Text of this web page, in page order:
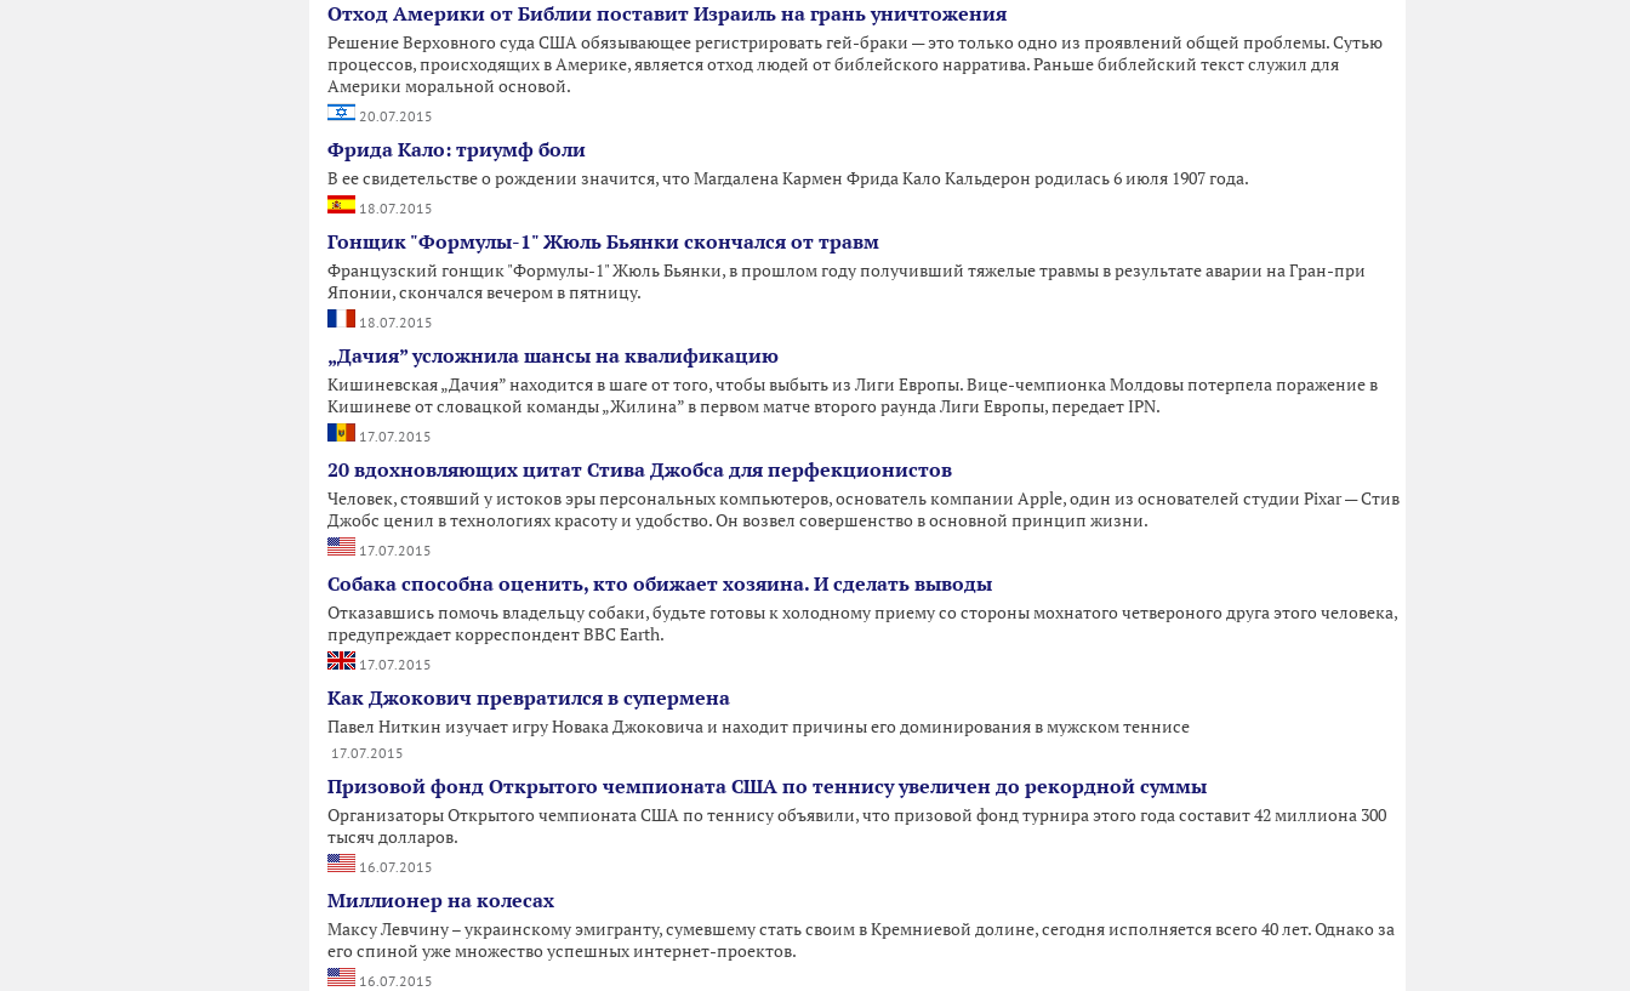
Отход Америки от Библии поставит Израиль на грань уничтожения
Решение Верховного суда США обязывающее регистрировать гей-браки — это только одно из проявлений общей проблемы. Сутью
процессов, происходящих в Америке, является отход людей от библейского нарратива. Раньше библейский текст служил для
Америки моральной основой.
20.07.2015
Фрида Кало: триумф боли
В ее свидетельстве о рождении значится, что Магдалена Кармен Фрида Кало Кальдерон родилась 6 июля 1907 года.
18.07.2015
Гонщик "Формулы-1" Жюль Бьянки скончался от травм
Французский гонщик "Формулы-1" Жюль Бьянки, в прошлом году получивший тяжелые травмы в результате аварии на Гран-при
Японии, скончался вечером в пятницу.
18.07.2015
„Дачия” усложнила шансы на квалификацию
Кишиневская „Дачия” находится в шаге от того, чтобы выбыть из Лиги Европы. Вице-чемпионка Молдовы потерпела поражение в
Кишиневе от словацкой команды „Жилина” в первом матче второго раунда Лиги Европы, передает IPN.
17.07.2015
20 вдохновляющих цитат Стива Джобса для перфекционистов
Человек, стоявший у истоков эры персональных компьютеров, основатель компании Apple, один из основателей студии Pixar — Стив
Джобс ценил в технологиях красоту и удобство. Он возвел совершенство в основной принцип жизни.
17.07.2015
Собака способна оценить, кто обижает хозяина. И сделать выводы
Отказавшись помочь владельцу собаки, будьте готовы к холодному приему со стороны мохнатого четвероного друга этого человека,
предупреждает корреспондент BBC Earth.
17.07.2015
Как Джокович превратился в супермена
Павел Ниткин изучает игру Новака Джоковича и находит причины его доминирования в мужском теннисе
17.07.2015
Призовой фонд Открытого чемпионата США по теннису увеличен до рекордной суммы
Организаторы Открытого чемпионата США по теннису объявили, что призовой фонд турнира этого года составит 42 миллиона 300
тысяч долларов.
16.07.2015
Миллионер на колесах
Максу Левчину – украинскому эмигранту, сумевшему стать своим в Кремниевой долине, сегодня исполняется всего 40 лет. Однако за
его спиной уже множество успешных интернет-проектов.
16.07.2015